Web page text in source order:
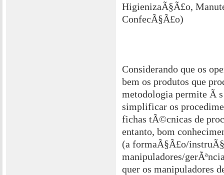
HigienizaÃ§Ã£o,
ConfecÃ§Ã£o)
Considerando que os
bem os produtos que
metodologia permite Ã
simplificar os
fichas tÃ©cnicas de
entanto, bom
(a formaÃ§Ã£o/
manipuladores/
quer os manipuladores